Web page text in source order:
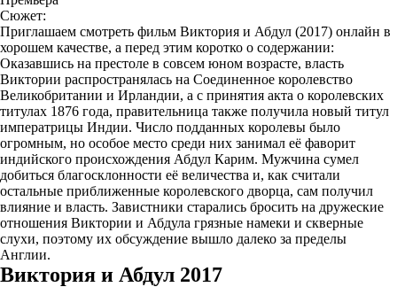
Сюжет:
Приглашаем смотреть фильм Виктория и Абдул (2017) онлайн в
хорошем качестве, а перед этим коротко о содержании:
Оказавшись на престоле в совсем юном возрасте, власть
Виктории распространялась на Соединенное королевство
Великобритании и Ирландии, а с принятия акта о королевских
титулах 1876 года, правительница также получила новый титул
императрицы Индии. Число подданных королевы было
огромным, но особое место среди них занимал её фаворит
индийского происхождения Абдул Карим. Мужчина сумел
добиться благосклонности её величества и, как считали
остальные приближенные королевского дворца, сам получил
влияние и власть. Завистники старались бросить на дружеские
отношения Виктории и Абдула грязные намеки и скверные
слухи, поэтому их обсуждение вышло далеко за пределы
Англии.
Виктория и Абдул 2017